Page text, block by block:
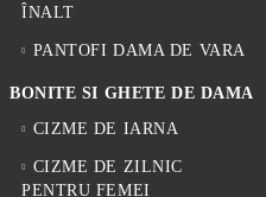
ÎNALT
PANTOFI DAMA DE VARA
BONITE SI GHETE DE DAMA
CIZME DE IARNA
CIZME DE ZILNIC
PENTRU FEMEI